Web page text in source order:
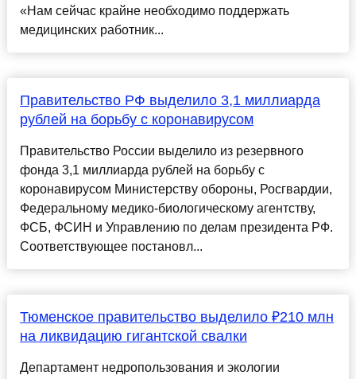
«Нам сейчас крайне необходимо поддержать
медицинских работник...
Правительство РФ выделило 3,1 миллиарда
рублей на борьбу с коронавирусом
Правительство России выделило из резервного
фонда 3,1 миллиарда рублей на борьбу с
коронавирусом Министерству обороны, Росгвардии,
Федеральному медико-биологическому агентству,
ФСБ, ФСИН и Управлению по делам президента РФ.
Соответствующее постановл...
Тюменское правительство выделило ₽210 млн
на ликвидацию гигантской свалки
Департамент недропользования и экологии